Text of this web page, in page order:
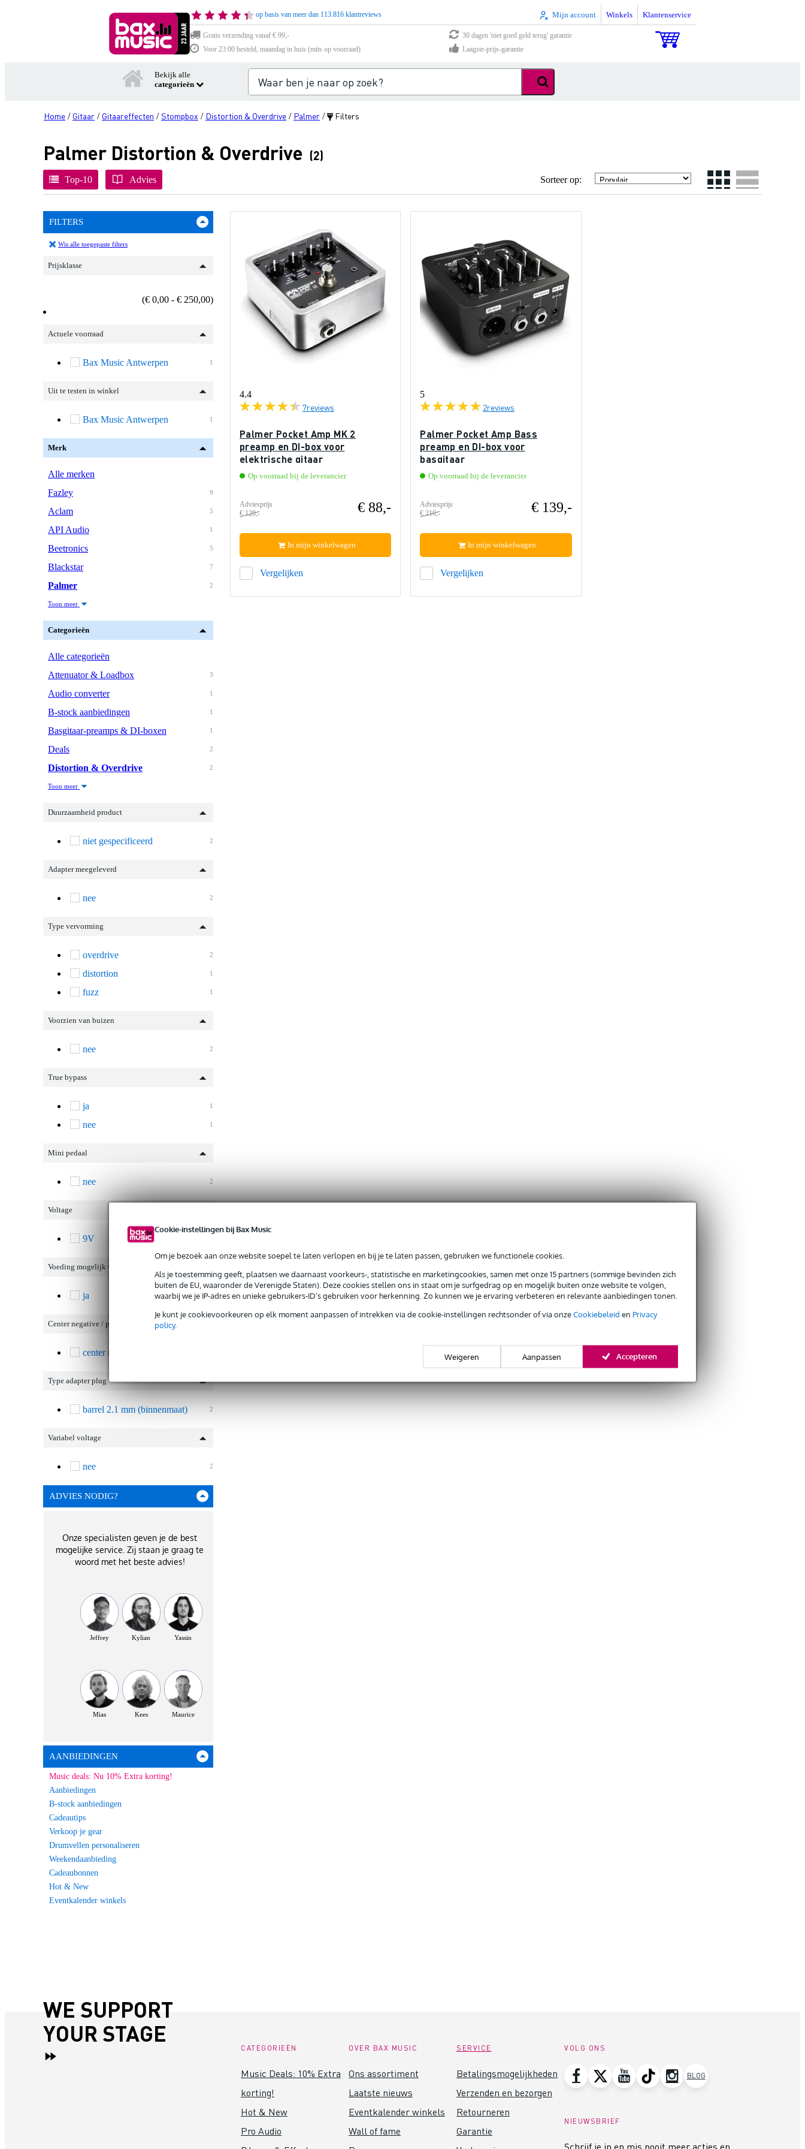
Cookie-instellingen bij Bax Music
Om je bezoek aan onze website soepel te laten verlopen en bij je te laten passen, gebruiken we functionele cookies.
Als je toestemming geeft, plaatsen we daarnaast voorkeurs-, statistische en marketingcookies, samen met onze 15 partners (sommige bevinden zich
buiten de EU, waaronder de Verenigde Staten). Deze cookies stellen ons in staat om je surfgedrag op en mogelijk buiten onze website te volgen,
waarbij we je IP-adres en unieke gebruikers-ID’s gebruiken voor herkenning. Zo kunnen we je ervaring verbeteren en relevante aanbiedingen tonen.
Je kunt je cookievoorkeuren op elk moment aanpassen of intrekken via de cookie-instellingen rechtsonder of via onzeCookiebeleid en Privacy
policy.
Weigeren Aanpassen Accepteren
op basis van meer dan 113.816 klantreviews Mijn account Winkels Klantenservice
Gratis verzending vanaf € 99,-
30 dagen 'niet goed geld terug' garantie
Voor 23:00 besteld, maandag in huis (mits op voorraad)
Laagste-prijs-garantie
Bekijk alle
categorieën
Home / Gitaar / Gitaareffecten /Stompbox / Distortion & Overdrive / Palmer / Filters
Palmer Distortion & Overdrive (2)
Top-10 Advies Sorteer op:
FILTERS
Wis alle toegepaste filters
Prijsklasse
(€ 0,00 - € 250,00)
Actuele voorraad
1
Bax Music Antwerpen
Uit te testen in winkel
1
Bax Music Antwerpen
Merk
Alle merken
9
Fazley
5
Aclam
1
API Audio
5
Beetronics
7
Blackstar
2
Palmer
Toon meer
Categorieën
Alle categorieën
3
Attenuator & Loadbox
1
Audio converter
1
B-stock aanbiedingen
1
Basgitaar-preamps & DI-boxen
2
Deals
2
Distortion & Overdrive
Toon meer
Duurzaamheid product
2
niet gespecificeerd
Adapter meegeleverd
2
nee
Type vervorming
2
overdrive
1
distortion
1
fuzz
Voorzien van buizen
2
nee
True bypass
1
ja
1
nee
Mini pedaal
2
nee
Voltage
9V
Voeding mogelijk via batterij
2
ja
Center negative / positive
center negative
Type adapter plug
2
barrel 2.1 mm (binnenmaat)
Variabel voltage
2
nee
ADVIES NODIG?
Onze specialisten geven je de best
mogelijke service. Zij staan je graag te
woord met het beste advies!
Jeffrey Kylian Yassin
Mias Kees Maurice
AANBIEDINGEN
Music deals: Nu 10% Extra korting!
Aanbiedingen
B-stock aanbiedingen
Cadeautips
Verkoop je gear
Drumvellen personaliseren
Weekendaanbieding
Cadeaubonnen
Hot & New
Eventkalender winkels
4.4
7reviews
Palmer Pocket Amp MK 2
preamp en DI-box voor
elektrische gitaar
Op voorraad bij de leverancier
Adviesprijs
€ 128,-
€ 88,-
Vergelijken
In mijn winkelwagen
5
2reviews
Palmer Pocket Amp Bass
preamp en DI-box voor
basgitaar
Op voorraad bij de leverancier
Adviesprijs
€ 210,-
€ 139,-
Vergelijken
In mijn winkelwagen
WE SUPPORT
YOUR STAGE
CATEGORIEËN
Music Deals: 10% Extra
korting!
Hot & New
Pro Audio
OVER BAX MUSIC
Ons assortiment
Laatste nieuws
Eventkalender winkels
Wall of fame
SERVICE
Betalingsmogelijkheden
Verzenden en bezorgen
Retourneren
Garantie
VOLG ONS
BLOG
NIEUWSBRIEF